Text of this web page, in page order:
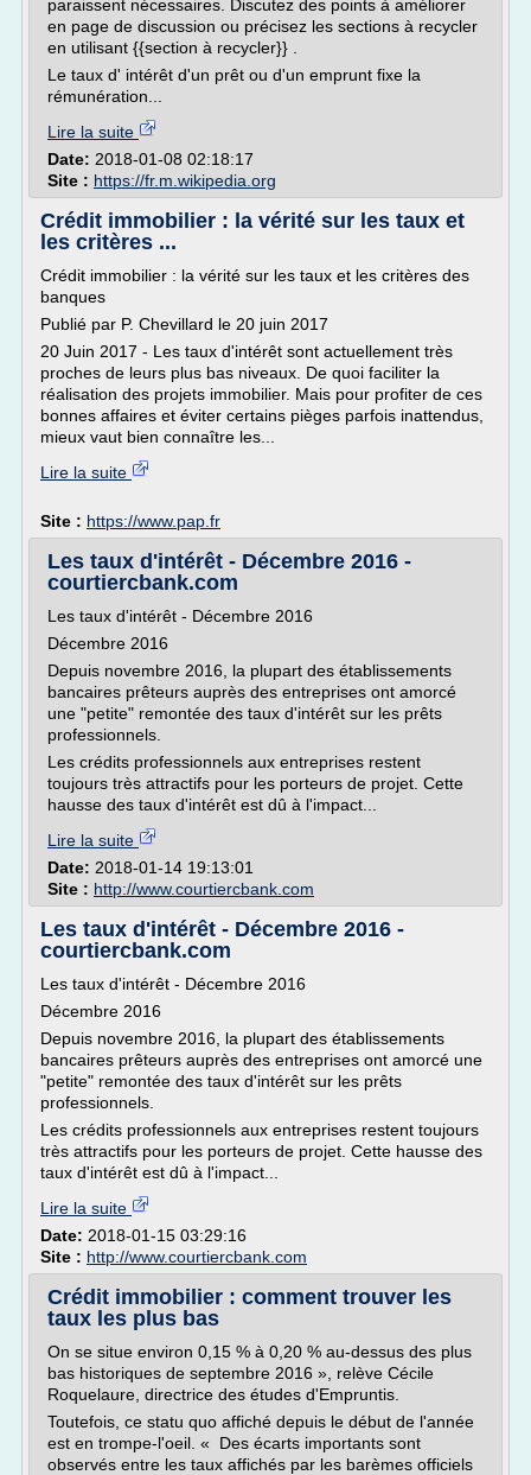
paraissent nécessaires. Discutez des points à améliorer
en page de discussion ou précisez les sections à recycler
en utilisant {{section à recycler}} .
Le taux d' intérêt d'un prêt ou d'un emprunt fixe la
rémunération...
Lire la suite
Date: 2018-01-08 02:18:17
Site : https://fr.m.wikipedia.org
Crédit immobilier : la vérité sur les taux et
les critères ...
Crédit immobilier : la vérité sur les taux et les critères des
banques
Publié par P. Chevillard le 20 juin 2017
20 Juin 2017 - Les taux d'intérêt sont actuellement très
proches de leurs plus bas niveaux. De quoi faciliter la
réalisation des projets immobilier. Mais pour profiter de ces
bonnes affaires et éviter certains pièges parfois inattendus,
mieux vaut bien connaître les...
Lire la suite
Site : https://www.pap.fr
Les taux d'intérêt - Décembre 2016 -
courtiercbank.com
Les taux d'intérêt - Décembre 2016
Décembre 2016
Depuis novembre 2016, la plupart des établissements
bancaires prêteurs auprès des entreprises ont amorcé
une "petite" remontée des taux d'intérêt sur les prêts
professionnels.
Les crédits professionnels aux entreprises restent
toujours très attractifs pour les porteurs de projet. Cette
hausse des taux d'intérêt est dû à l'impact...
Lire la suite
Date: 2018-01-14 19:13:01
Site : http://www.courtiercbank.com
Les taux d'intérêt - Décembre 2016 -
courtiercbank.com
Les taux d'intérêt - Décembre 2016
Décembre 2016
Depuis novembre 2016, la plupart des établissements
bancaires prêteurs auprès des entreprises ont amorcé une
"petite" remontée des taux d'intérêt sur les prêts
professionnels.
Les crédits professionnels aux entreprises restent toujours
très attractifs pour les porteurs de projet. Cette hausse des
taux d'intérêt est dû à l'impact...
Lire la suite
Date: 2018-01-15 03:29:16
Site : http://www.courtiercbank.com
Crédit immobilier : comment trouver les
taux les plus bas
On se situe environ 0,15 % à 0,20 % au-dessus des plus
bas historiques de septembre 2016 », relève Cécile
Roquelaure, directrice des études d'Empruntis.
Toutefois, ce statu quo affiché depuis le début de l'année
est en trompe-l'oeil. « Des écarts importants sont
observés entre les taux affichés par les barèmes officiels